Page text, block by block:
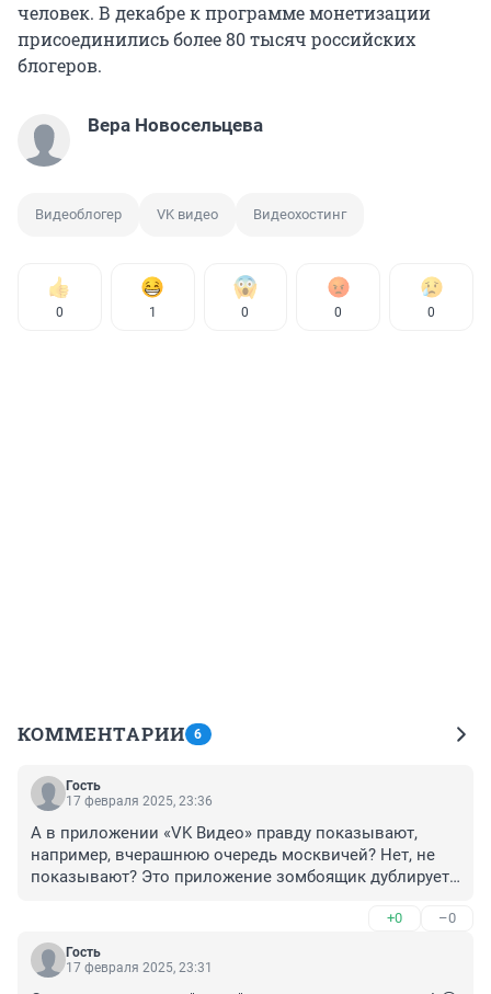
человек. В декабре к программе монетизации
присоединились более 80 тысяч российских
блогеров.
Вера Новосельцева
Видеоблогер VK видео Видеохостинг
0 1 0 0 0
КОММЕНТАРИИ 6
Гость
17 февраля 2025, 23:36
А в приложении «VK Видео» правду показывают,
например, вчерашнюю очередь москвичей? Нет, не
показывают? Это приложение зомбоящик дублирует?
+0 –0
Гость
17 февраля 2025, 23:31